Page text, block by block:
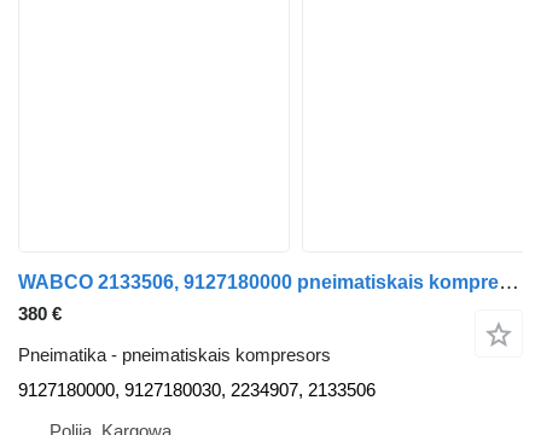
WABCO 2133506, 9127180000 pneimatiskais kompresors paredzēts DAF XF 106 vilcēja
380 €
Pneimatika - pneimatiskais kompresors
9127180000, 9127180030, 2234907, 2133506